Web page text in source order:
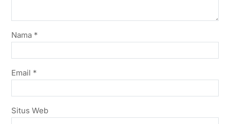
Nama *
Email *
Situs Web